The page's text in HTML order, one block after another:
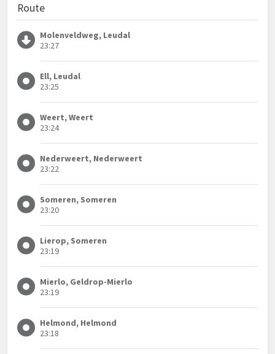
Route
Molenveldweg, Leudal
23:27
Ell, Leudal
23:25
Weert, Weert
23:24
Nederweert, Nederweert
23:22
Someren, Someren
23:20
Lierop, Someren
23:19
Mierlo, Geldrop-Mierlo
23:19
Helmond, Helmond
23:18